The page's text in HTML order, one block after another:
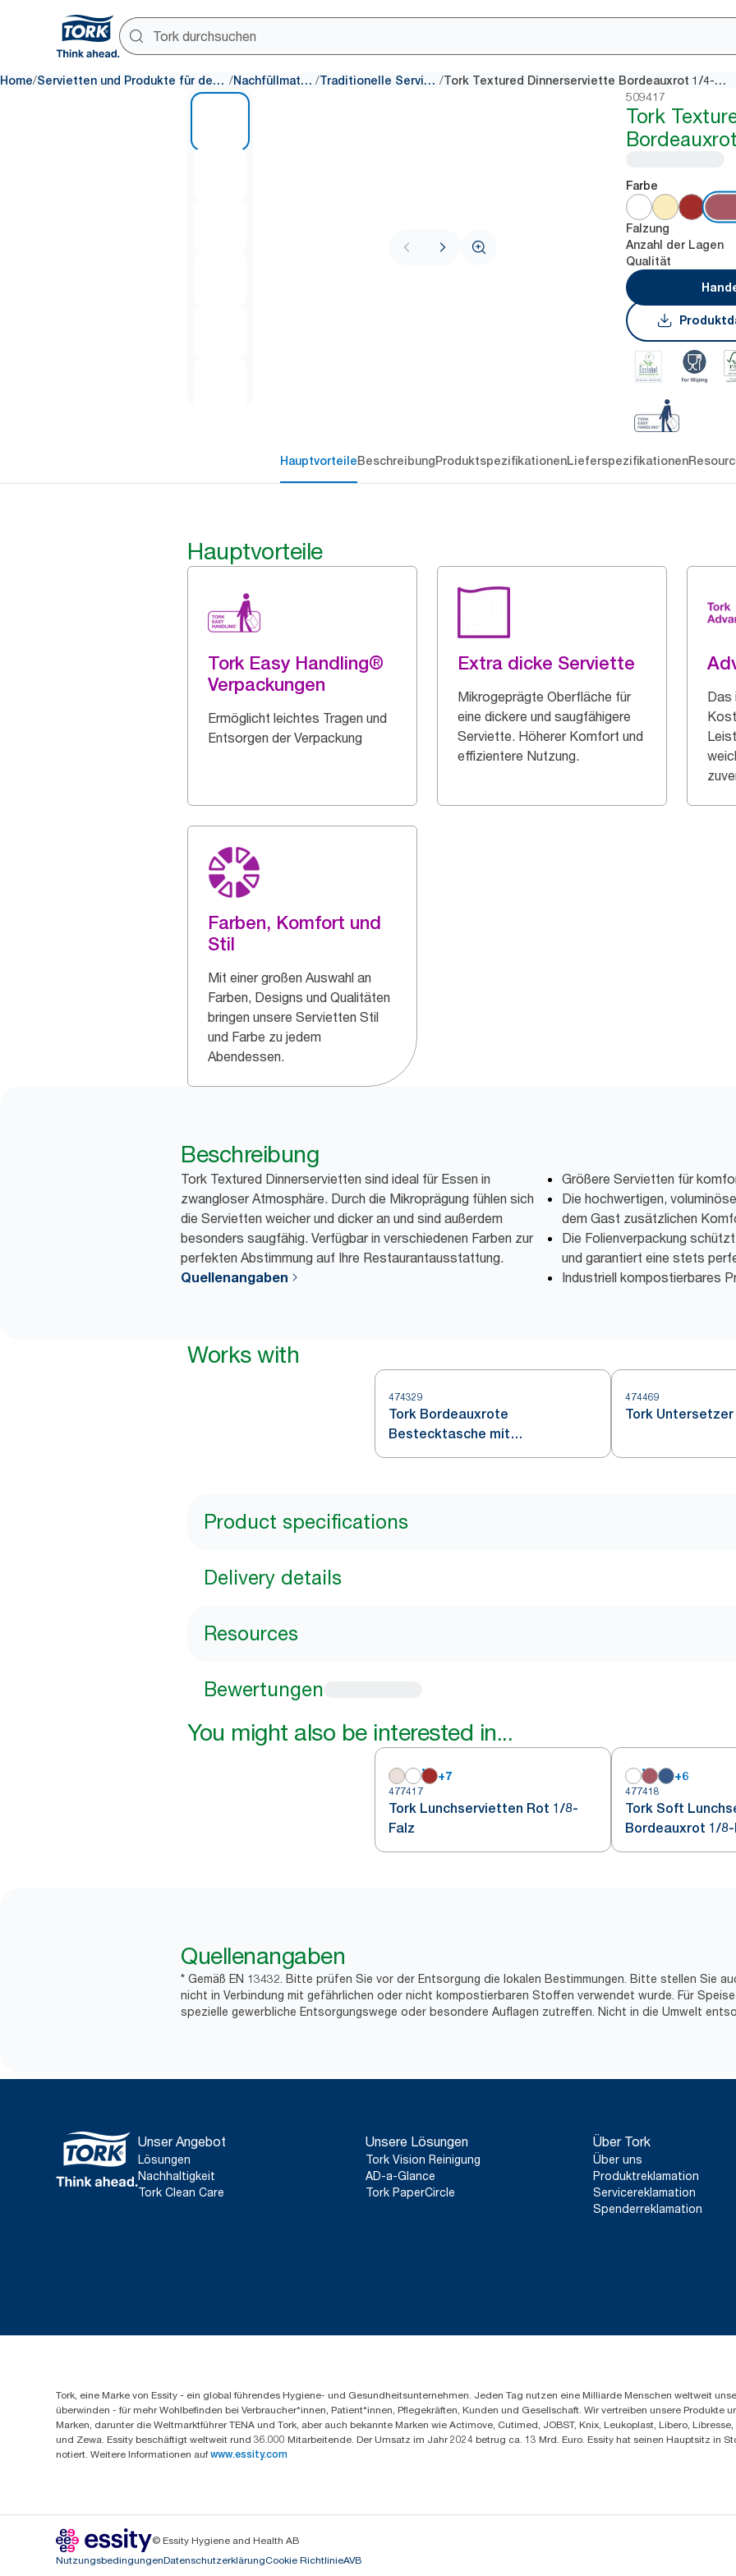
Home/ Servietten und Produkte für den Tisch / Nachfüllmaterial / Traditionelle Servietten / Tork Textured Dinnerserviette Bordeauxrot 1/4-Falz
509417
Tork
Farbe
Falzung
Anzahl der Lagen
Qualität
HauptvorteileBeschreibungProduktspezifikationenLieferspezifikationen
Hauptvorteile
Tork Easy Handling®
Verpackungen
Ermöglicht leichtes Tragen und
Entsorgen der Verpackung
Extra dicke Serviette
Mikrogeprägte Oberfläche für
eine dickere und saugfähigere
Serviette. Höherer Komfort und
effizientere Nutzung.
Das
Farben, Komfort und
Stil
Mit einer großen Auswahl an
Farben, Designs und Qualitäten
bringen unsere Servietten Stil
und Farbe zu jedem
Abendessen.
Beschreibung
Tork Textured Dinnerservietten sind ideal für Essen in
zwangloser Atmosphäre. Durch die Mikroprägung fühlen sich
die Servietten weicher und dicker an und sind außerdem
besonders saugfähig. Verfügbar in verschiedenen Farben zur
perfekten Abstimmung auf Ihre Restaurantausstattung.
Quellenangaben
Größere Servietten für
Die hochwertigen,
dem Gast zusätzlichen
Die Folienverpackung
und garantiert eine stets
Industriell kompostierbares
Works with
474329
Tork Bordeauxrote
Bestecktasche mit
Elfenbeinfarbener Serviette
474469
Tork
Product specifications
Delivery details
Resources
Bewertungen
You might also be interested in...
+7
477417
Tork Lunchservietten Rot 1/8-
Falz
+6
477418
Tork Soft
Bordeauxrot 1/8-
Quellenangaben
* Gemäß EN 13432. Bitte prüfen Sie vor der Entsorgung die lokalen Bestimmungen. Bitte stellen Sie
nicht in Verbindung mit gefährlichen oder nicht kompostierbaren Stoffen verwendet wurde. Für
spezielle gewerbliche Entsorgungswege oder besondere Auflagen zutreffen. Nicht in die Umwelt
Unser Angebot
Lösungen
Nachhaltigkeit
Tork Clean Care
Unsere Lösungen
Tork Vision Reinigung
AD-a-Glance
Tork PaperCircle
Über Tork
Über uns
Produktreklamation
Servicereklamation
Spenderreklamation
Tork, eine Marke von Essity - ein global führendes Hygiene- und Gesundheitsunternehmen. Jeden Tag nutzen eine Milliarde Menschen weltweit
überwinden - für mehr Wohlbefinden bei Verbraucher*innen, Patient*innen, Pflegekräften, Kunden und Gesellschaft. Wir vertreiben unsere Produkte
Marken, darunter die Weltmarktführer TENA und Tork, aber auch bekannte Marken wie Actimove, Cutimed, JOBST, Knix, Leukoplast, Libero,
und Zewa. Essity beschäftigt weltweit rund 36.000 Mitarbeitende. Der Umsatz im Jahr 2024 betrug ca. 13 Mrd. Euro. Essity hat seinen Hauptsitz in
notiert. Weitere Informationen auf www.essity.com
© Essity Hygiene and Health AB
NutzungsbedingungenDatenschutzerklärungCookie RichtlinieAVB